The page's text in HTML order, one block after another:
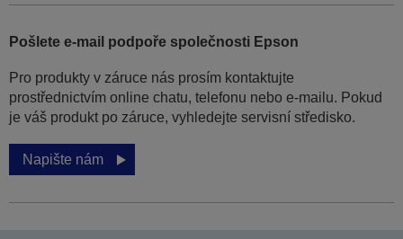
Pošlete e-mail podpoře společnosti Epson
Pro produkty v záruce nás prosím kontaktujte
prostřednictvím online chatu, telefonu nebo e-mailu. Pokud
je váš produkt po záruce, vyhledejte servisní středisko.
Napište nám